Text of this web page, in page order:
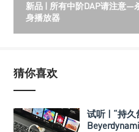
新品 | 所有中阶DAP请注意—
身播放器
猜你喜欢
试听 | “持久